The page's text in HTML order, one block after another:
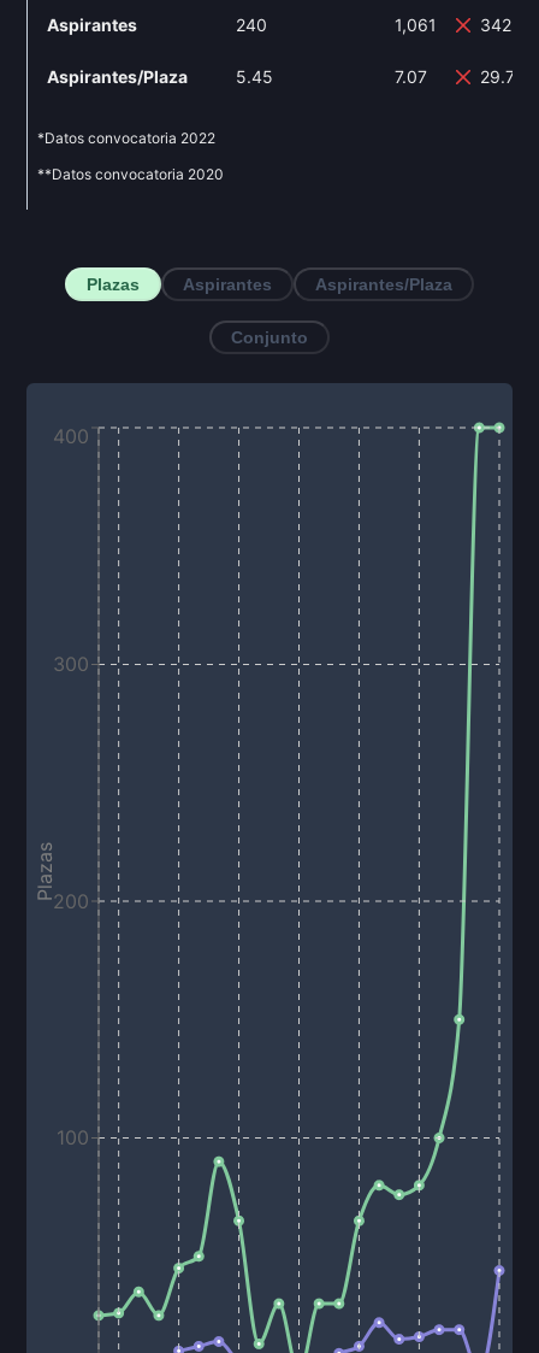
Aspirantes 240
Aspirantes/Plaza 5.45
1,061
7.07 29.72%
*Datos convocatoria 2022
**Datos convocatoria 2020
Plazas Aspirantes Aspirantes/Plaza
Conjunto
100
200
300
400
Plazas